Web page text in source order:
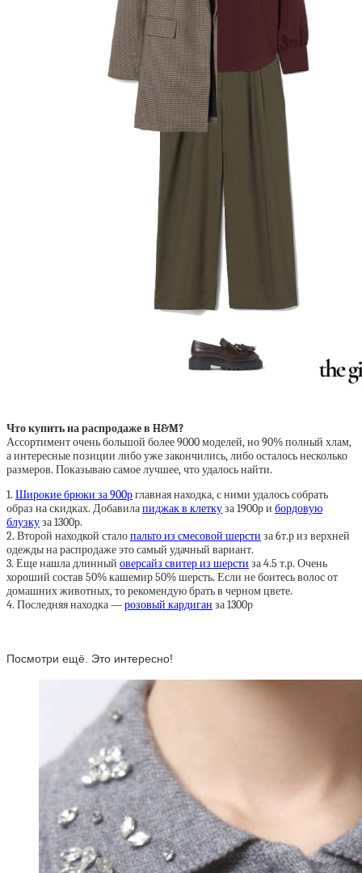
Что купить на распродаже в H&M?
Ассортимент очень большой более 9000 моделей, но 90% полный хлам,
а интересные позиции либо уже закончились, либо осталось несколько
размеров. Показываю самое лучшее, что удалось найти.
1. Широкие брюки за 900рглавная находка, с ними удалось собрать
образ на скидках. Добавилапиджак в клеткуза 1900р и бордовую
блузкуза 1300р.
2. Второй находкой сталопальто из смесовой шерсти за 6т.р из верхней
одежды на распродаже это самый удачный вариант.
3. Еще нашла длинный оверсайз свитер из шерсти за 4.5 т.р. Очень
хороший состав 50% кашемир 50% шерсть. Если не боитесь волос от
домашних животных, то рекомендую брать в черном цвете.
4. Последняя находка —розовый кардиган за 1300р
Посмотри ещё. Это интересно!